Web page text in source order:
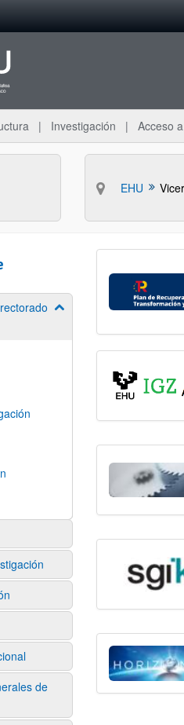
Investigación Acceso
EHU
Mostrar/ocultar subpáginas
de